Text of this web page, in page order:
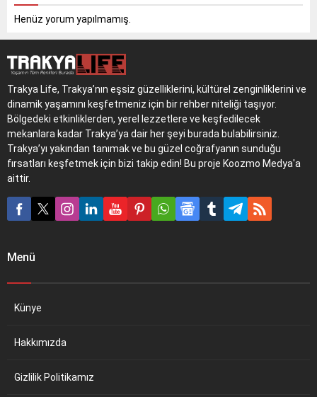
Henüz yorum yapılmamış.
Trakya Life, Trakya’nın eşsiz güzelliklerini, kültürel zenginliklerini ve
dinamik yaşamını keşfetmeniz için bir rehber niteliği taşıyor.
Bölgedeki etkinliklerden, yerel lezzetlere ve keşfedilecek
mekanlara kadar Trakya’ya dair her şeyi burada bulabilirsiniz.
Trakya’yı yakından tanımak ve bu güzel coğrafyanın sunduğu
fırsatları keşfetmek için bizi takip edin! Bu proje Koozmo Medya'a
aittir.
Menü
Künye
Hakkımızda
Gizlilik Politikamız